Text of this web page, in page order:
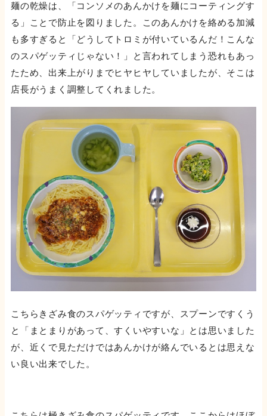
麺の乾燥は、「コンソメのあんかけを麺にコーティングす
る」ことで防止を図りました。このあんかけを絡める加減
も多すぎると「どうしてトロミが付いているんだ！こんな
のスパゲッティじゃない！」と言われてしまう恐れもあっ
たため、出来上がりまでヒヤヒヤしていましたが、そこは
店長がうまく調整してくれました。
こちらきざみ食のスパゲッティですが、スプーンですくう
と「まとまりがあって、すくいやすいな」とは思いました
が、近くで見ただけではあんかけが絡んでいるとは思えな
い良い出来でした。